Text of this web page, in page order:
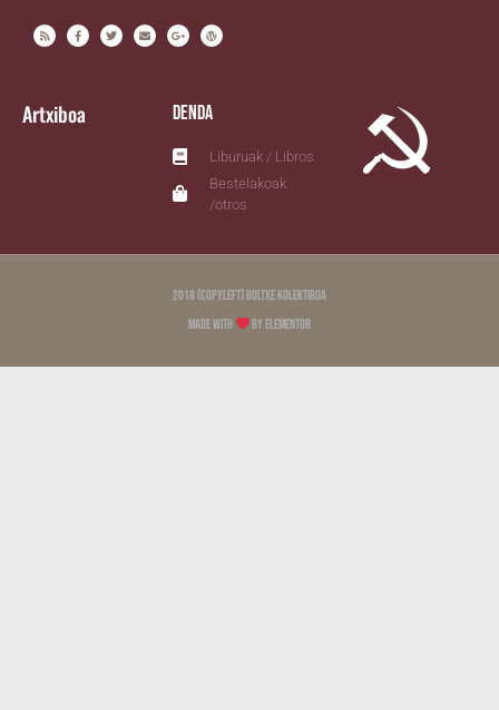
Artxiboa Denda
Liburuak / Libros
Bestelakoak
/otros
2018 (copyleft) Boltxe Kolektiboa
Made with
by Elementor